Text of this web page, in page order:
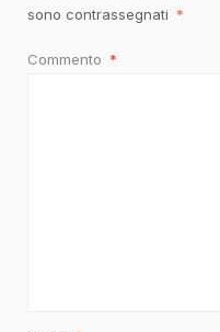
sono contrassegnati *
Commento *